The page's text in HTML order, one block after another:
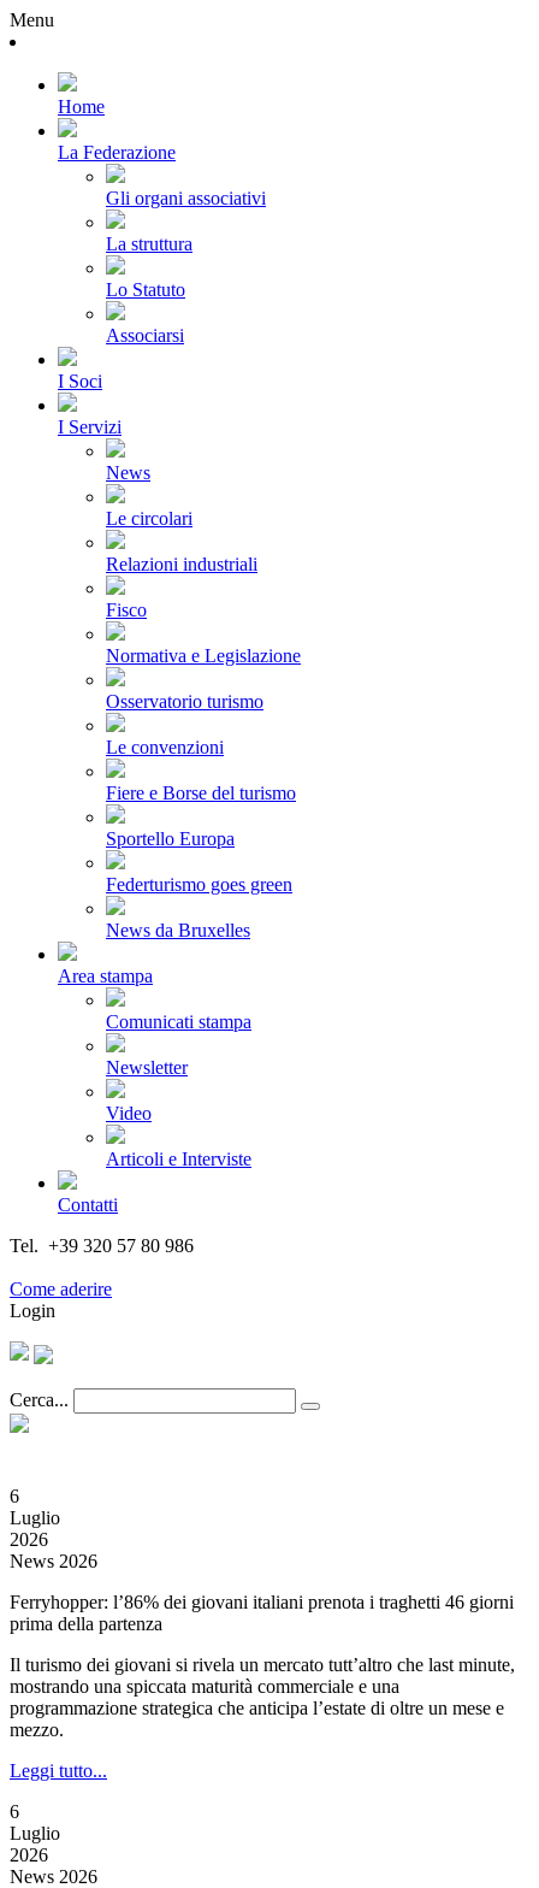
Menu
Home
La Federazione
Gli organi associativi
La struttura
Lo Statuto
Associarsi
I Soci
I Servizi
News
Le circolari
Relazioni industriali
Fisco
Normativa e Legislazione
Osservatorio turismo
Le convenzioni
Fiere e Borse del turismo
Sportello Europa
Federturismo goes green
News da Bruxelles
Area stampa
Comunicati stampa
Newsletter
Video
Articoli e Interviste
Contatti
Tel. +39 320 57 80 986
Come aderire
Login
Cerca...
6
Luglio
2026
News 2026
Ferryhopper: l’86% dei giovani italiani prenota i traghetti 46 giorni
prima della partenza
Il turismo dei giovani si rivela un mercato tutt’altro che last minute,
mostrando una spiccata maturità commerciale e una
programmazione strategica che anticipa l’estate di oltre un mese e
mezzo.
Leggi tutto...
6
Luglio
2026
News 2026